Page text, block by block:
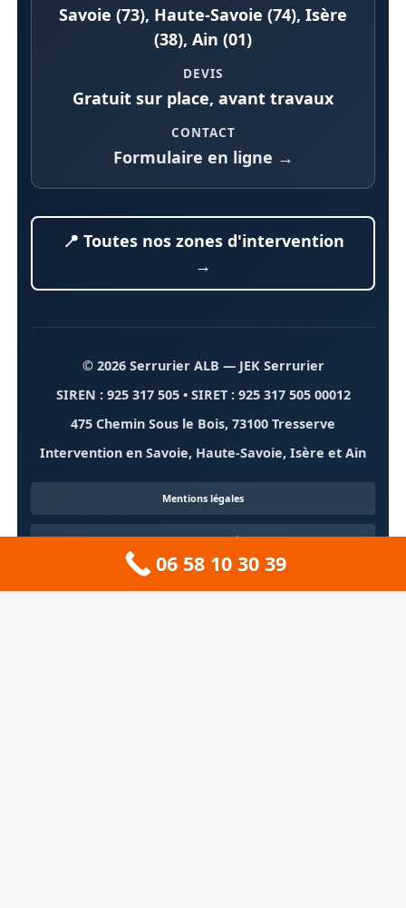
Savoie (73), Haute-Savoie (74), Isère
(38), Ain (01)
DEVIS
Gratuit sur place, avant travaux
CONTACT
Formulaire en ligne →
📍 Toutes nos zones d'intervention
→
© 2026 Serrurier ALB — JEK Serrurier
SIREN : 925 317 505 • SIRET : 925 317 505 00012
475 Chemin Sous le Bois, 73100 Tresserve
Intervention en Savoie, Haute-Savoie, Isère et Ain
Mentions légales
Confidentialité
06 58 10 30 39